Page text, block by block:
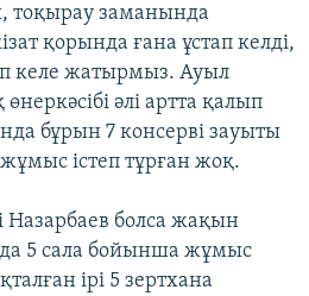
заманында
қорында ғана ұстап келді,
келе жатырмыз. Ауыл
әлі артта қалып
бұрын 7 консерві зауыты
жұмыс істеп тұрған жоқ.
Назарбаев болса жақын
5 сала бойынша жұмыс
ірі 5 зертхана